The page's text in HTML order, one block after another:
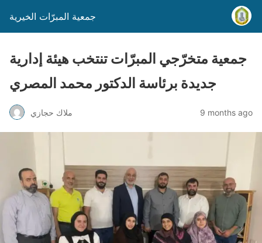
جمعية المبرّات الخيرية
جمعية متخرّجي المبرّات تنتخب هيئة إدارية
جديدة برئاسة الدكتور محمد المصري
ملاك حجازي 9 months ago